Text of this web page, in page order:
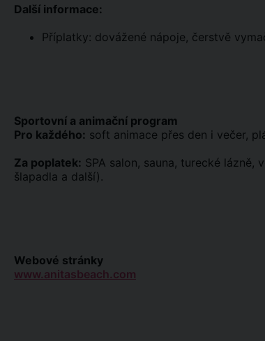
Další informace:
Příplatky: dovážené nápoje, čerstvě
Sportovní a animační program
Pro každého: soft animace přes den i večer,
Za poplatek: SPA salon, sauna, turecké
šlapadla a další).
Webové stránky
www.anitasbeach.com